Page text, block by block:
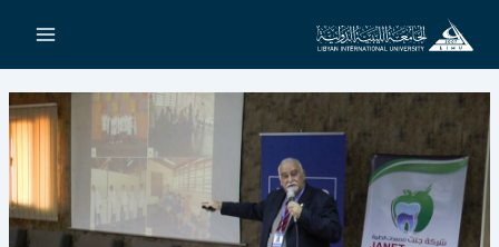
المحتوى